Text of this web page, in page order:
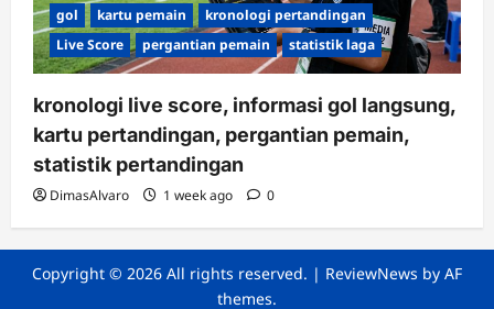
gol kartu pemain
kronologi pertandingan
Live Score
pergantian pemain statistik laga
kronologi live score, informasi gol langsung,
kartu pertandingan, pergantian pemain,
statistik pertandingan
DimasAlvaro 1 week ago 0
Copyright © 2026 All rights reserved. | ReviewNews by AF
themes.